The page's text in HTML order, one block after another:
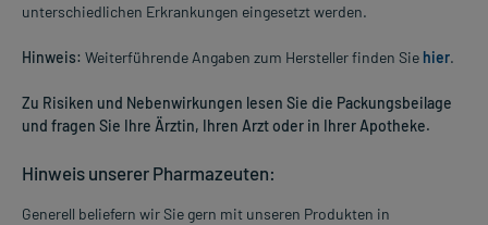
unterschiedlichen Erkrankungen eingesetzt werden.
Hinweis: Weiterführende Angaben zum Hersteller finden Sie hier.
Zu Risiken und Nebenwirkungen lesen Sie die Packungsbeilage
und fragen Sie Ihre Ärztin, Ihren Arzt oder in Ihrer Apotheke.
Hinweis unserer Pharmazeuten:
Generell beliefern wir Sie gern mit unseren Produkten in